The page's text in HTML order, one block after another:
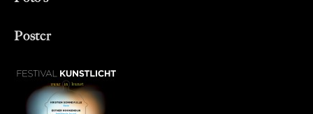
Poster